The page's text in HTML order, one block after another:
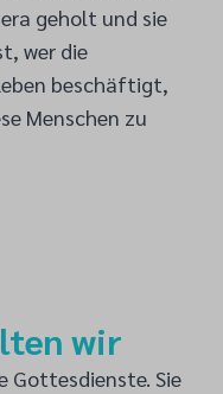
geholt und sie
wer die
beschäftigt,
Menschen zu
wir
Gottesdienste. Sie